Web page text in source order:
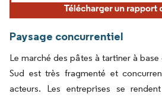
Paysage concurrentiel
Le marché des pâtes à tartiner à
Sud est très fragmenté et
acteurs. Les entreprises se